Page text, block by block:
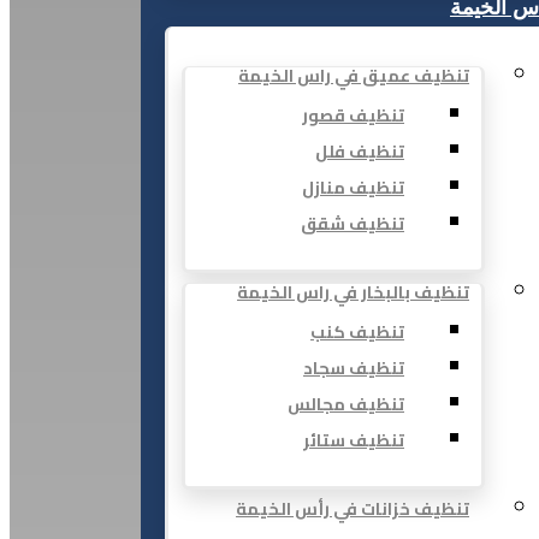
الخيمة
تنظيف عميق في راس الخيمة
تنظيف قصور
تنظيف فلل
تنظيف منازل
تنظيف شقق
تنظيف بالبخار في راس الخيمة
تنظيف كنب
تنظيف سجاد
تنظيف مجالس
تنظيف ستائر
تنظيف خزانات في رأس الخيمة